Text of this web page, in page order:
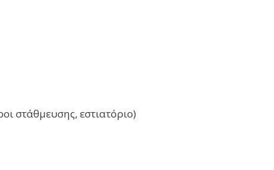
στάθμευσης, εστιατόριο)